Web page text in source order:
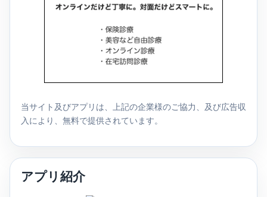
当サイト及びアプリは、上記の企業様のご協力、及び広告収
入により、無料で提供されています。
アプリ紹介